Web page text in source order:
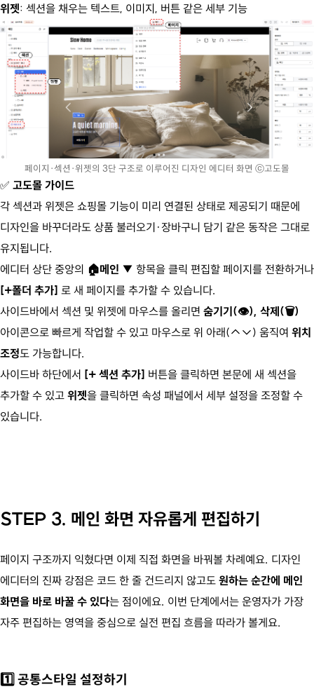
위젯: 섹션을 채우는 텍스트, 이미지, 버튼 같은 세부 기능
페이지·섹션·위젯의 3단 구조로 이루어진 디자인 에디터 화면 ⓒ고도몰
✅ 고도몰 가이드
각 섹션과 위젯은 쇼핑몰 기능이 미리 연결된 상태로 제공되기 때문에
디자인을 바꾸더라도 상품 불러오기·장바구니 담기 같은 동작은 그대로
유지됩니다.
에디터 상단 중앙의 🏠메인 ▼ 항목을 클릭 편집할 페이지를 전환하거나
[+폴더 추가] 로 새 페이지를 추가할 수 있습니다.
사이드바에서 섹션 및 위젯에 마우스를 올리면 숨기기(👁), 삭제(🗑)
아이콘으로 빠르게 작업할 수 있고 마우스로 위 아래(↑↓) 움직여 위치
조정도 가능합니다.
사이드바 하단에서 [+ 섹션 추가] 버튼을 클릭하면 본문에 새 섹션을
추가할 수 있고 위젯을 클릭하면 속성 패널에서 세부 설정을 조정할 수
있습니다.
STEP 3. 메인 화면 자유롭게 편집하기
페이지 구조까지 익혔다면 이제 직접 화면을 바꿔볼 차례예요. 디자인
에디터의 진짜 강점은 코드 한 줄 건드리지 않고도 원하는 순간에 메인
화면을 바로 바꿀 수 있다는 점이에요. 이번 단계에서는 운영자가 가장
자주 편집하는 영역을 중심으로 실전 편집 흐름을 따라가 볼게요.
1️⃣ 공통스타일 설정하기